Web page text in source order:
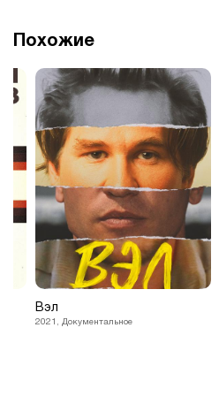
Похожие
Вэл
2021, Документальное